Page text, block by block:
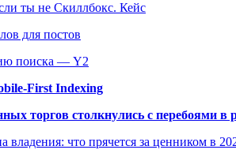
ты не Скиллбокс. Кейс
для постов
поиска — Y2
First Indexing
торгов столкнулись с перебоями в
что прячется за ценником в